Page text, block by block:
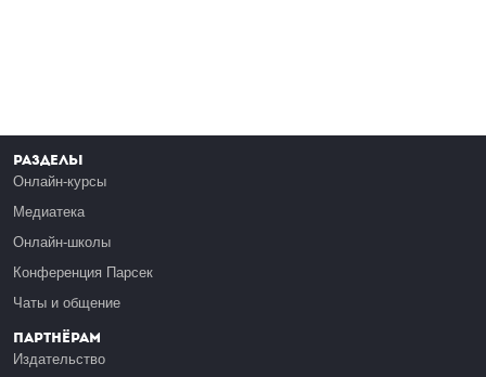
Разделы
Онлайн-курсы
Медиатека
Онлайн-школы
Конференция Парсек
Чаты и общение
Партнёрам
Издательство